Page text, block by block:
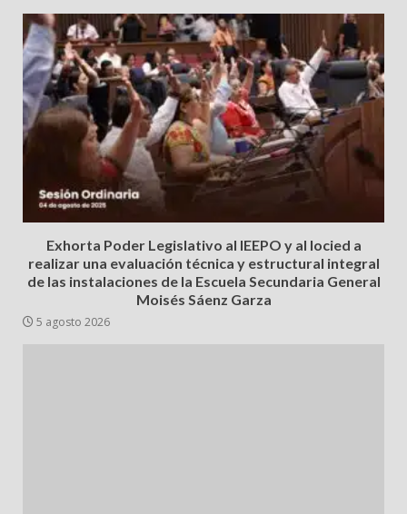
Exhorta Poder Legislativo al IEEPO y al Iocied a
realizar una evaluación técnica y estructural integral
de las instalaciones de la Escuela Secundaria General
Moisés Sáenz Garza
5 agosto 2026